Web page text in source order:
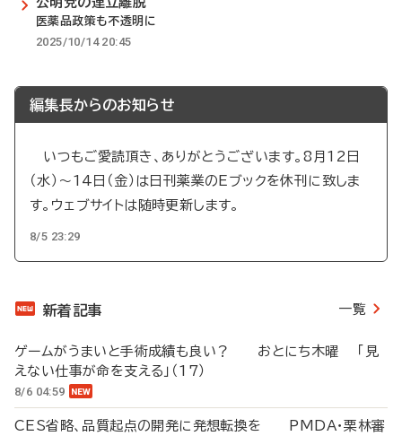
医薬品政策も不透明に
2025/10/14 20:45
編集長からのお知らせ
いつもご愛読頂き、ありがとうございます。8月12日
（水）～14日（金）は日刊薬業のEブックを休刊に致しま
す。ウェブサイトは随時更新します。
8/5 23:29
新着記事 一覧
ゲームがうまいと手術成績も良い？ おとにち木曜 「見
えない仕事が命を支える」（17）
8/6 04:59
CES省略、品質起点の開発に発想転換を PMDA・栗林審